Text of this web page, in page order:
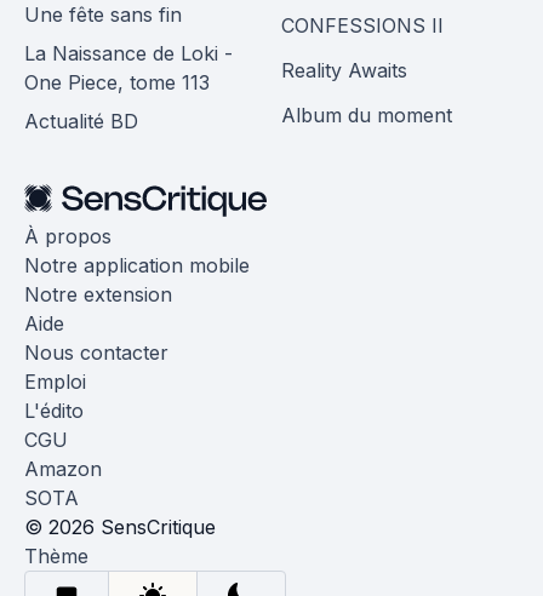
Une fête sans fin
La Naissance de Loki -
One Piece, tome 113
Actualité BD
CONFESSIONS II
Reality Awaits
Album du moment
À propos
Notre application mobile
Notre extension
Aide
Nous contacter
Emploi
L'édito
CGU
Amazon
SOTA
© 2026 SensCritique
Thème